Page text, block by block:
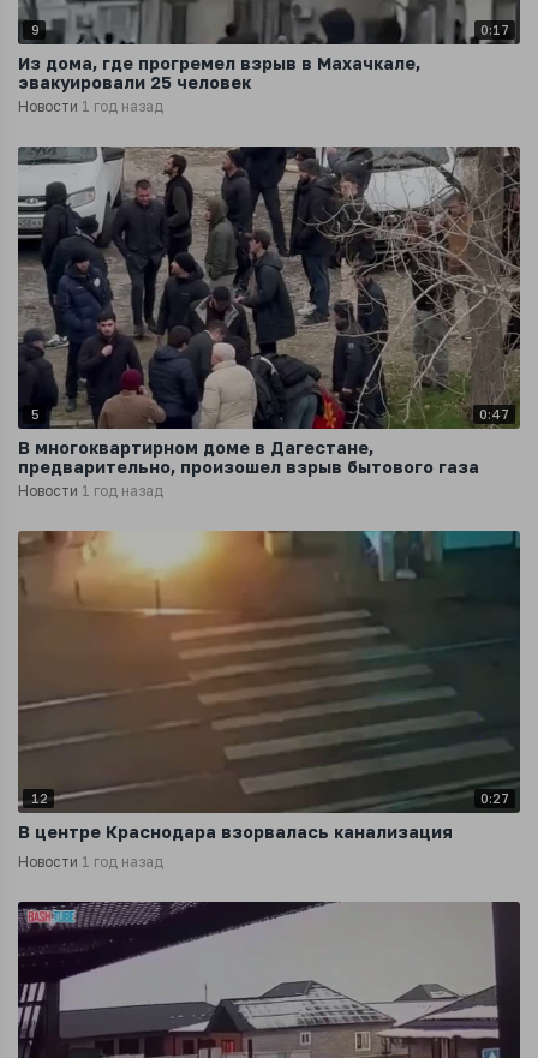
9 0:17
Из дома, где прогремел взрыв в Махачкале,
эвакуировали 25 человек
Новости 1 год назад
5 0:47
В многоквартирном доме в Дагестане,
предварительно, произошел взрыв бытового газа
Новости 1 год назад
12 0:27
В центре Краснодара взорвалась канализация
Новости 1 год назад